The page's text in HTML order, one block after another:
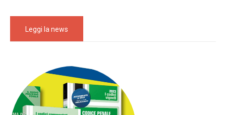
Leggi la news